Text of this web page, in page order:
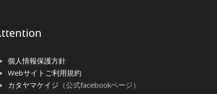
個人情報保護方針
Webサイトご利用規約
カタヤマケイジ （公式facebookページ）